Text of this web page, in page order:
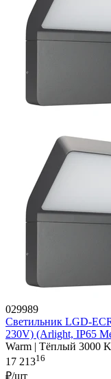
029989
Светильник LGD-
230V) (Arlight, IP65
Warm | Тёплый 3000 K
17 21316
₽/шт